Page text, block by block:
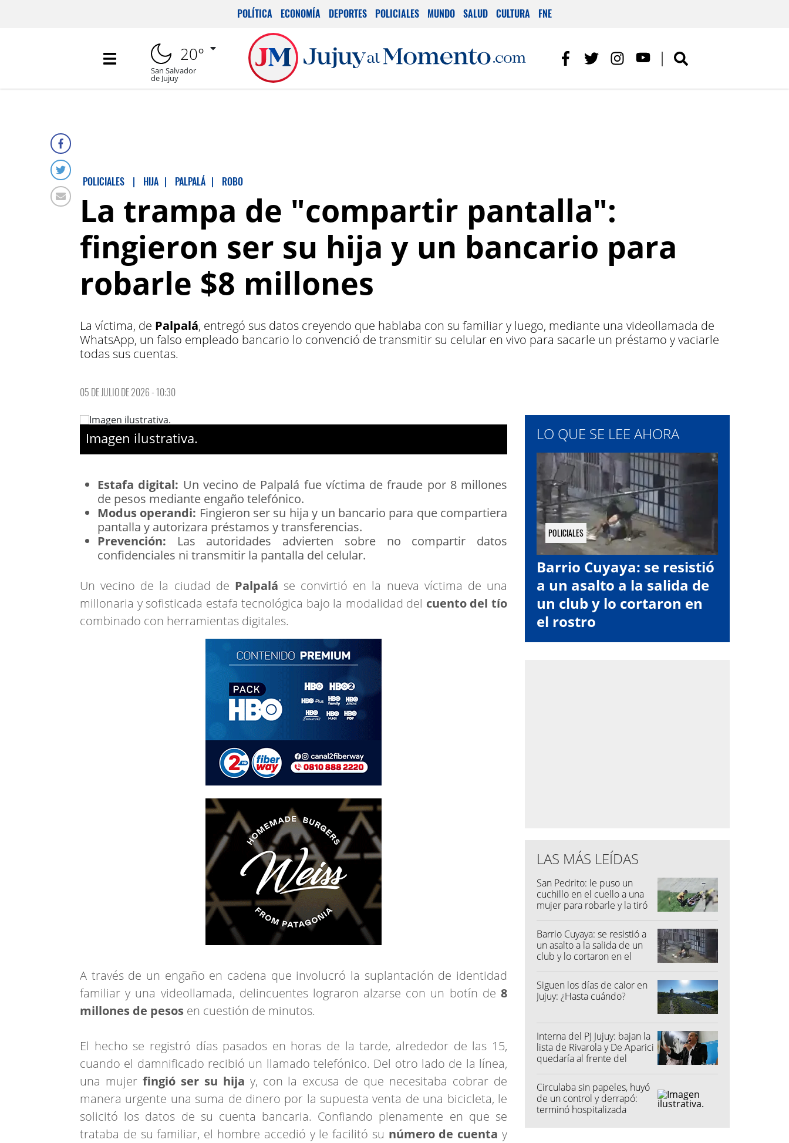
POLÍTICA ECONOMÍA DEPORTES POLICIALES MUNDO SALUD CULTURA FNE
20°
San Salvador
de Jujuy
POLICIALES | HIJA | PALPALÁ | ROBO
La trampa de "compartir pantalla":
fingieron ser su hija y un bancario para
robarle $8 millones
La víctima, de Palpalá, entregó sus datos creyendo que hablaba con su familiar y luego, mediante una videollamada de
WhatsApp, un falso empleado bancario lo convenció de transmitir su celular en vivo para sacarle un préstamo y vaciarle
todas sus cuentas.
05 DE JULIO DE 2026 - 10:30
Imagen ilustrativa.
Estafa digital: Un vecino de Palpalá fue víctima de fraude por 8 millones
de pesos mediante engaño telefónico.
Modus operandi: Fingieron ser su hija y un bancario para que compartiera
pantalla y autorizara préstamos y transferencias.
Prevención: Las autoridades advierten sobre no compartir datos
confidenciales ni transmitir la pantalla del celular.
Un vecino de la ciudad de Palpalá se convirtió en la nueva víctima de una
millonaria y sofisticada estafa tecnológica bajo la modalidad del cuento del tío
combinado con herramientas digitales.
A través de un engaño en cadena que involucró la suplantación de identidad
familiar y una videollamada, delincuentes lograron alzarse con un botín de 8
millones de pesos en cuestión de minutos.
El hecho se registró días pasados en horas de la tarde, alrededor de las 15,
cuando el damnificado recibió un llamado telefónico. Del otro lado de la línea,
una mujer fingió ser su hija y, con la excusa de que necesitaba cobrar de
manera urgente una suma de dinero por la supuesta venta de una bicicleta, le
solicitó los datos de su cuenta bancaria. Confiando plenamente en que se
trataba de su familiar, el hombre accedió y le facilitó su número de cuenta y
LO QUE SE LEE AHORA
POLICIALES
Barrio Cuyaya: se resistió
a un asalto a la salida de
un club y lo cortaron en
el rostro
LAS MÁS LEÍDAS
San Pedrito: le puso un
cuchillo en el cuello a una
mujer para robarle y la tiró
Barrio Cuyaya: se resistió a
un asalto a la salida de un
club y lo cortaron en el
Siguen los días de calor en
Jujuy: ¿Hasta cuándo?
Interna del PJ Jujuy: bajan la
lista de Rivarola y De Aparici
quedaría al frente del
Circulaba sin papeles, huyó
de un control y derrapó:
terminó hospitalizada